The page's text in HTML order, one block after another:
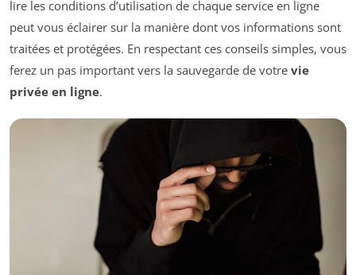
lire les conditions d’utilisation de chaque service en ligne
peut vous éclairer sur la manière dont vos informations sont
traitées et protégées. En respectant ces conseils simples, vous
ferez un pas important vers la sauvegarde de votre vie
privée en ligne.